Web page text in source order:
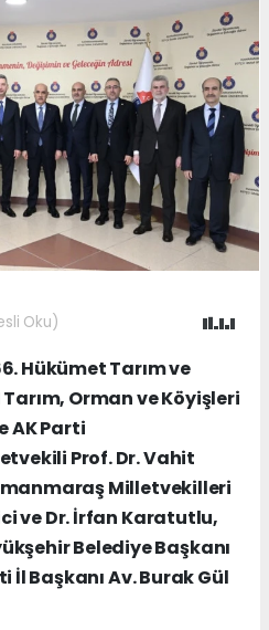
Oku)
Hükümet Tarım ve
Orman ve Köyişleri
AK Parti
Prof. Dr. Vahit
Milletvekilleri
ve Dr. İrfan Karatutlu,
Belediye Başkanı
İl Başkanı Av. Burak Gül